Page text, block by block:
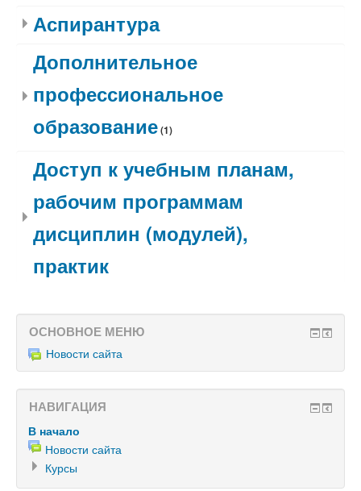
Аспирантура
Дополнительное
профессиональное
образование(1)
Доступ к учебным планам,
рабочим программам
дисциплин (модулей),
практик
ОСНОВНОЕ МЕНЮ
Новости сайта
НАВИГАЦИЯ
В начало
Новости сайта
Курсы